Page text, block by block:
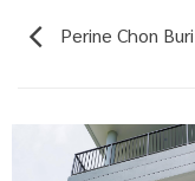
Perine Chon Buri